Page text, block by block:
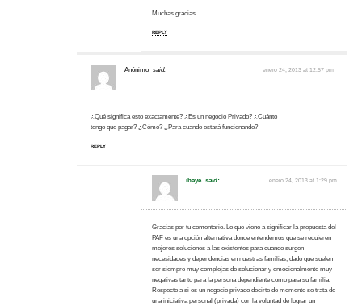
Muchas gracias
REPLY
Anónimo said: enero 24, 2013 at 12:57 pm
¿Qué significa esto exactamente? ¿Es un negocio Privado? ¿Cuánto
tengo que pagar? ¿Cómo? ¿Para cuando estará funcionando?
REPLY
ibaye said: enero 24, 2013 at 1:29 pm
Gracias por tu comentario. Lo que viene a significar la propuesta del
PAF es una opción alternativa donde entendemos que se requieren
mejores soluciones a las existentes para cuando surgen
necesidades y dependencias en nuestras familias, dado que suelen
ser siempre muy complejas de solucionar y emocionalmente muy
negativas tanto para la persona dependiente como para su familia.
Respecto a si es un negocio privado decirte de momento se trata de
una iniciativa personal (privada) con la voluntad de lograr un